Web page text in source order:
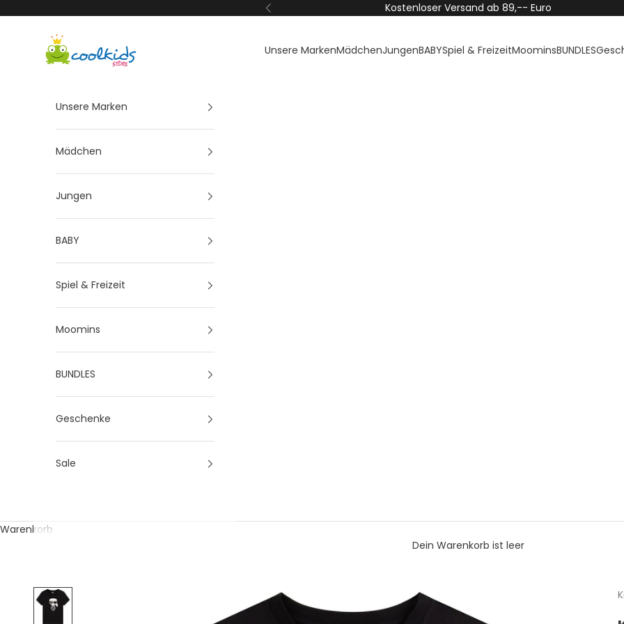
Zurück Kostenloser Versand ab 89,-- Euro
Coolkids-Store
Unsere MarkenMädchenJungenBABYSpiel & FreizeitMoominsBUNDLES
Unsere Marken
Mädchen
Jungen
BABY
Spiel & Freizeit
Moomins
BUNDLES
Geschenke
Sale
Warenkorb
Dein Warenkorb ist leer